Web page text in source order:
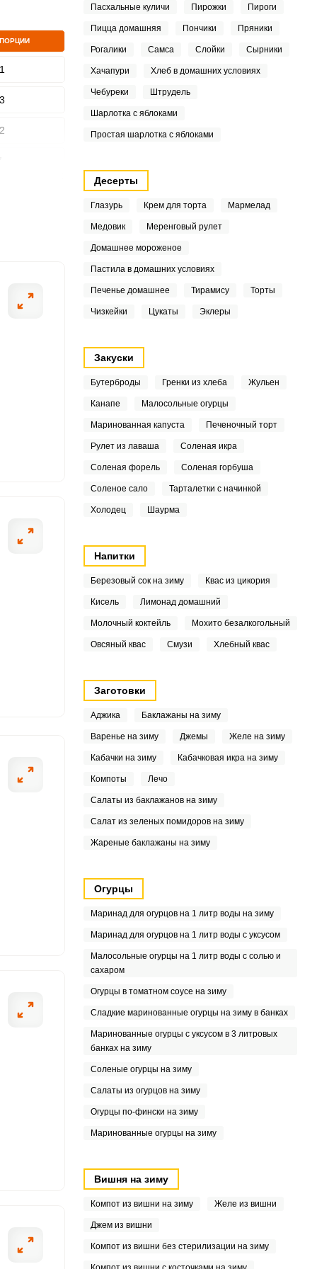
Пасхальные куличи Пирожки Пироги
Пицца домашняя Пончики Пряники
Рогалики Самса Слойки Сырники
Хачапури Хлеб в домашних условиях
Чебуреки Штрудель
Шарлотка с яблоками
Простая шарлотка с яблоками
Десерты
Глазурь Крем для торта Мармелад
Медовик Меренговый рулет
Домашнее мороженое
Пастила в домашних условиях
Печенье домашнее Тирамису Торты
Чизкейки Цукаты Эклеры
Закуски
Бутерброды Гренки из хлеба Жульен
Канапе Малосольные огурцы
Маринованная капуста Печеночный торт
Рулет из лаваша Соленая икра
Соленая форель Соленая горбуша
Соленое сало Тарталетки с начинкой
Холодец Шаурма
Напитки
Березовый сок на зиму Квас из цикория
Кисель Лимонад домашний
Молочный коктейль Мохито безалкогольный
Овсяный квас Смузи Хлебный квас
Заготовки
Аджика Баклажаны на зиму
Варенье на зиму Джемы Желе на зиму
Кабачки на зиму Кабачковая икра на зиму
Компоты Лечо
Салаты из баклажанов на зиму
Салат из зеленых помидоров на зиму
Жареные баклажаны на зиму
Огурцы
Маринад для огурцов на 1 литр воды на зиму
Маринад для огурцов на 1 литр воды с уксусом
Малосольные огурцы на 1 литр воды с солью и
сахаром
Огурцы в томатном соусе на зиму
Сладкие маринованные огурцы на зиму в банках
Маринованные огурцы с уксусом в 3 литровых
банках на зиму
Соленые огурцы на зиму
Салаты из огурцов на зиму
Огурцы по-фински на зиму
Маринованные огурцы на зиму
Вишня на зиму
Компот из вишни на зиму Желе из вишни
Джем из вишни
Компот из вишни без стерилизации на зиму
промываем
этой манипуляции
ШАГ
2 ИЗ 14
После этого